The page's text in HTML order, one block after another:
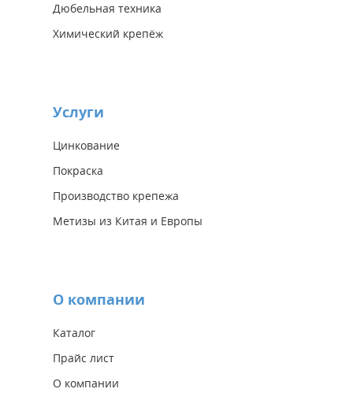
Дюбельная техника
Химический крепёж
Услуги
Цинкование
Покраска
Производство крепежа
Метизы из Китая и Европы
О компании
Каталог
Прайс лист
О компании